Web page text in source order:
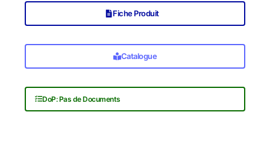
Fiche Produit
Catalogue
DoP: Pas de Documents